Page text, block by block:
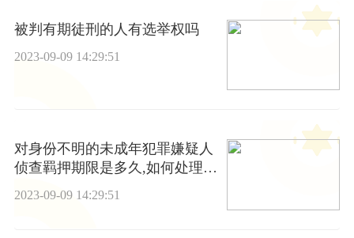
被判有期徒刑的人有选举权吗
2023-09-09 14:29:51
对身份不明的未成年犯罪嫌疑人
侦查羁押期限是多久,如何处理未
成年犯罪嫌疑人侦查羁押在实践
2023-09-09 14:29:51